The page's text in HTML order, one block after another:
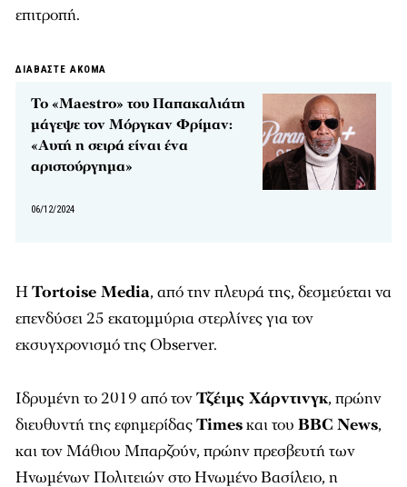
επιτροπή.
ΔΙΑΒΑΣΤΕ ΑΚΟΜΑ
Το «Maestro» του Παπακαλιάτη
μάγεψε τον Μόργκαν Φρίμαν:
«Αυτή η σειρά είναι ένα
αριστούργημα»
06/12/2024
ΗTortoise Media, από την πλευρά της, δεσμεύεται να
επενδύσει 25 εκατομμύρια στερλίνες για τον
εκσυγχρονισμό της Observer.
Ιδρυμένη το 2019 από τονΤζέιμς Χάρντινγκ, πρώην
διευθυντή της εφημερίδαςTimesκαι του BBC News,
και τον Μάθιου Μπαρζούν, πρώην πρεσβευτή των
Ηνωμένων Πολιτειών στο Ηνωμένο Βασίλειο, η